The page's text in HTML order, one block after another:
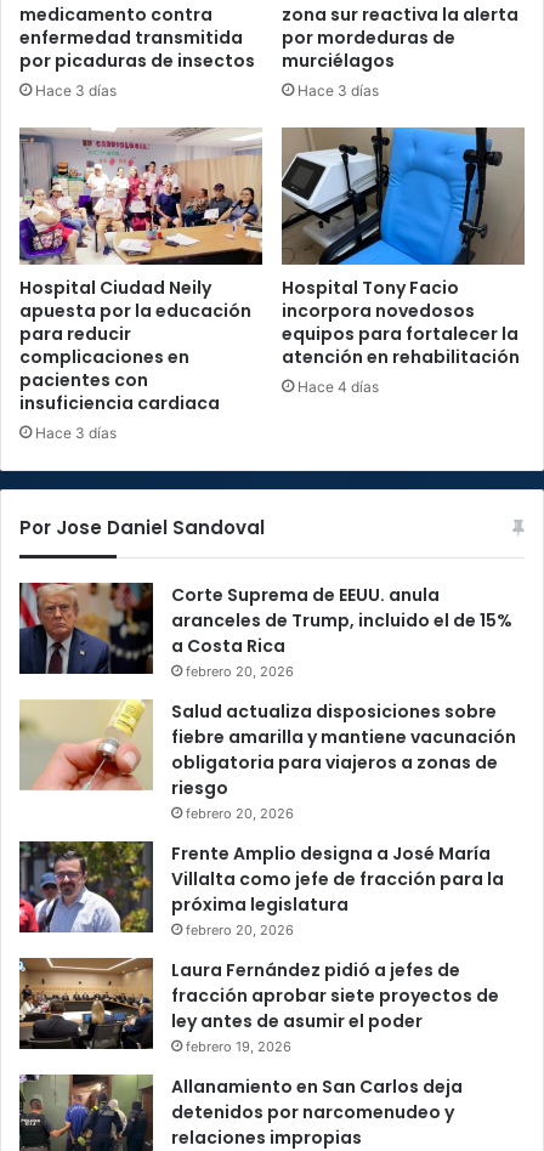
medicamento contra
enfermedad transmitida
por picaduras de insectos
Hace 3 días
zona sur reactiva la alerta
por mordeduras de
murciélagos
Hace 3 días
Hospital Ciudad Neily
apuesta por la educación
para reducir
complicaciones en
pacientes con
insuficiencia cardiaca
Hace 3 días
Hospital Tony Facio
incorpora novedosos
equipos para fortalecer la
atención en rehabilitación
Hace 4 días
Por Jose Daniel Sandoval
Corte Suprema de EEUU. anula
aranceles de Trump, incluido el de 15%
a Costa Rica
febrero 20, 2026
Salud actualiza disposiciones sobre
fiebre amarilla y mantiene vacunación
obligatoria para viajeros a zonas de
riesgo
febrero 20, 2026
Frente Amplio designa a José María
Villalta como jefe de fracción para la
próxima legislatura
febrero 20, 2026
Laura Fernández pidió a jefes de
fracción aprobar siete proyectos de
ley antes de asumir el poder
febrero 19, 2026
Allanamiento en San Carlos deja
detenidos por narcomenudeo y
relaciones impropias